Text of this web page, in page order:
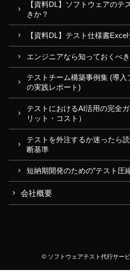
【資料DL】ソフトウェアのテ
きか？
【資料DL】テスト仕様書
エンジニアなら知っておくべ
テストチーム構築事例集 (導入
の実践レポート)
テストにおけるAI活用の完全
リット・コスト）
テストを外注するか迷ったら
断基準
短納期開発のための”テスト圧
会社概要
© ソフトウェアテスト代行サー